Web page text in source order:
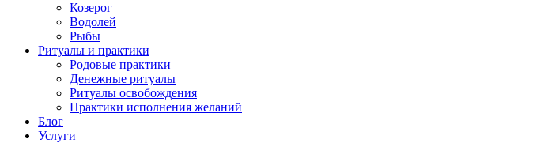
Козерог
Водолей
Рыбы
Ритуалы и практики
Родовые практики
Денежные ритуалы
Ритуалы освобождения
Практики исполнения желаний
Блог
Услуги